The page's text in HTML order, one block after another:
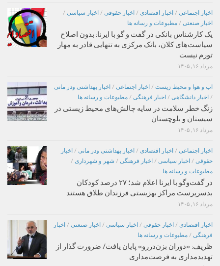
اخبار اجتماعی / اخبار اقتصادی / اخبار حقوقی / اخبار سیاسی /
اخبار صنعتی / مطبوعات و رسانه ها
یک کارشناس بانکی در گفت و گو با ایرنا: بدون اصلاح
سیاست‌های کلان، بانک مرکزی به تنهایی قادر به مهار
تورم نیست
مرداد ۱۶, ۱۴۰۵
اب و هوا و محیط زیست / اخبار اجتماعی / اخبار بهداشتی ودر مانی
/ اخبار دانشگاهی / اخبار فرهنگی / مطبوعات و رسانه ها
زنگ خطر سلامت در سایه چالش‌های محیط زیستی در
سیستان و بلوچستان
مرداد ۱۶, ۱۴۰۵
اخبار اجتماعی / اخبار اقتصادی / اخبار بهداشتی ودر مانی / اخبار
حقوقی / اخبار سیاسی / اخبار فرهنگی / شهر و شهرداری /
مطبوعات و رسانه ها
در گفت‌وگو با ایرنا اعلام شد؛ ۲۷ درصد کودکان
بدسرپرست مراکز بهزیستی فرزندان طلاق هستند
مرداد ۱۶, ۱۴۰۵
اخبار اقتصادی / اخبار حقوقی / اخبار سیاسی / اخبار صنعتی / اخبار
فرهنگی / مطبوعات و رسانه ها
ظریف: «دوران بزن‌دررو» پایان یافت/ ضرورت گذار از
تهدیدمداری به فرصت‌مداری